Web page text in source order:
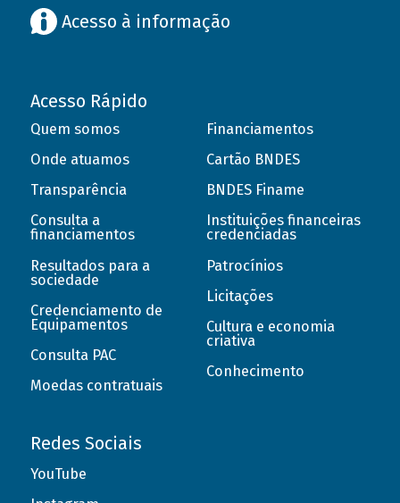
Acesso à informação
Acesso Rápido
Quem somos
Onde atuamos
Transparência
Consulta a
financiamentos
Resultados para a
sociedade
Credenciamento de
Equipamentos
Consulta PAC
Moedas contratuais
Financiamentos
Cartão BNDES
BNDES Finame
Instituições financeiras
credenciadas
Patrocínios
Licitações
Cultura e economia
criativa
Conhecimento
Redes Sociais
YouTube